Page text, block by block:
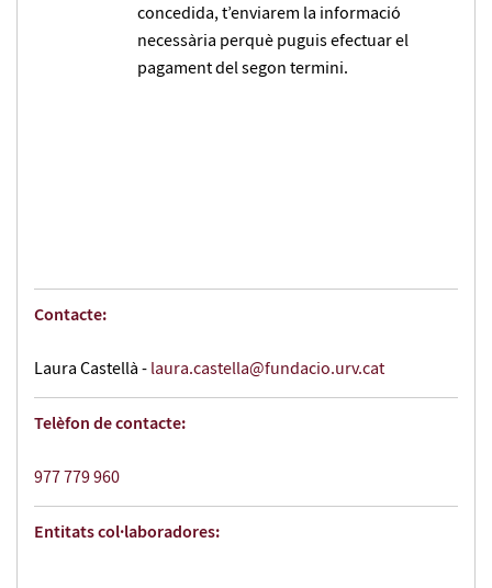
concedida, t’enviarem la informació
necessària perquè puguis efectuar el
pagament del segon termini.
Contacte:
Laura Castellà -laura.castella@fundacio.urv.cat
Telèfon de contacte:
977 779 960
Entitats col·laboradores: